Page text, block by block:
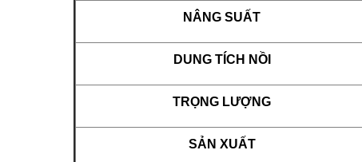
NÂNG SUẤT
DUNG TÍCH NỒI
TRỌNG LƯỢNG
SẢN XUẤT